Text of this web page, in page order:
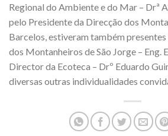
Regional do Ambiente e do Mar – Drª
pelo Presidente da Direcção dos
Barcelos, estiveram também
dos Montanheiros de São Jorge – Eng.
Director da Ecoteca – Drº Eduardo
diversas outras individualidades